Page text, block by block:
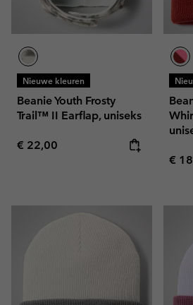
Nieuwe kleuren
Beanie Youth Frosty
Trail™ II Earflap, uniseks
Regular price:
€ 22,00
€